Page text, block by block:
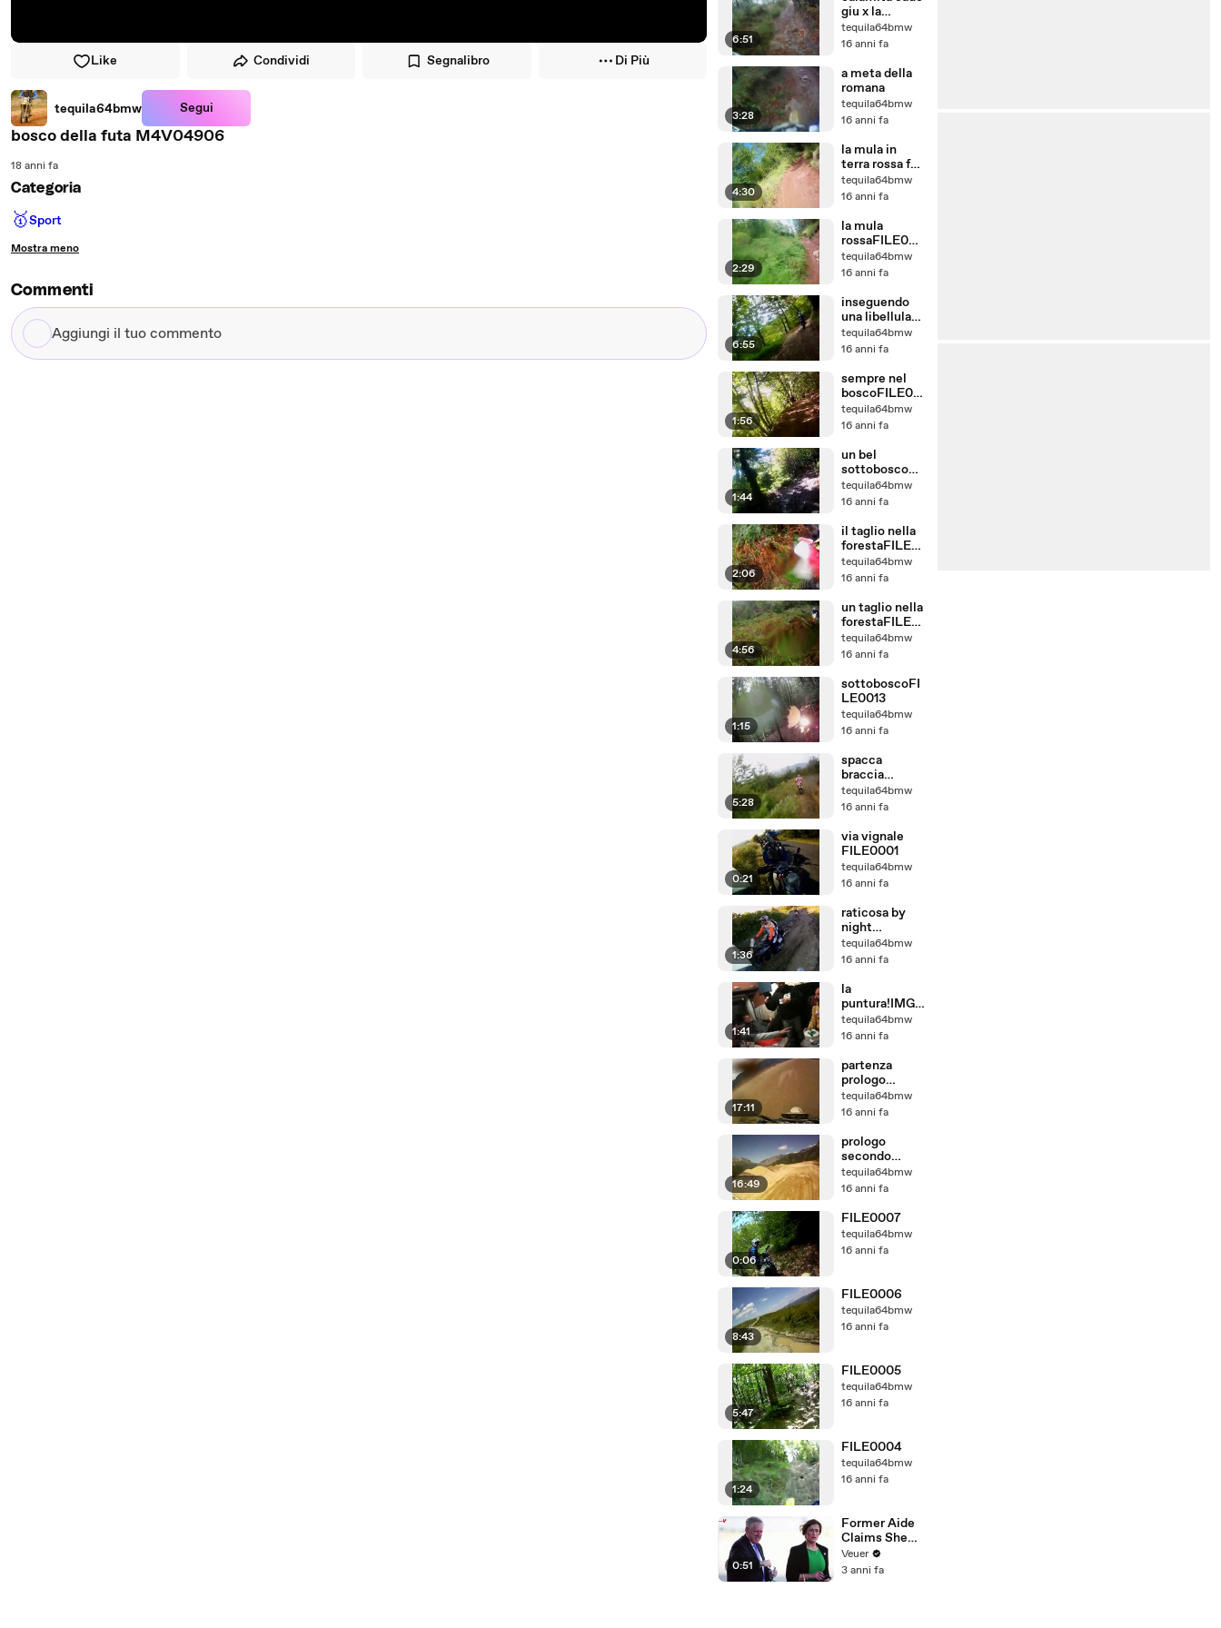
Like Condividi Segnalibro Di Più
tequila64bmw Segui
bosco della futa M4V04906
18 anni fa
Categoria
🥇Sport
Mostra meno
Commenti
Aggiungi
il
6:51
giu x la
romana
tequila64bmw
16 anni fa
3:28
a meta della
romana
tequila64bmw
16 anni fa
4:30
la mula in
terra rossa fa
delle
vittimeFILE0
tequila64bmw
16 anni fa
2:29
la mula
rossaFILE003
8
tequila64bmw
16 anni fa
6:55
inseguendo
una libellula
nel
boscoFILE00
tequila64bmw
16 anni fa
1:56
sempre nel
boscoFILE00
31
tequila64bmw
16 anni fa
1:44
un bel
sottoboscoFI
LE0029
tequila64bmw
16 anni fa
2:06
il taglio nella
forestaFILE0
021
tequila64bmw
16 anni fa
4:56
un taglio nella
forestaFILE0
020
tequila64bmw
16 anni fa
1:15
sottoboscoFI
LE0013
tequila64bmw
16 anni fa
5:28
spacca
braccia
FILE0011
tequila64bmw
16 anni fa
0:21
via vignale
FILE0001
tequila64bmw
16 anni fa
1:36
raticosa by
night
2010,cipolla
decollaFILE0
tequila64bmw
16 anni fa
1:41
la
puntura!IMG_
0539
tequila64bmw
16 anni fa
17:11
partenza
prologo
venerdi
tequila64bmw
16 anni fa
16:49
prologo
secondo
giorno erzberg
2010
tequila64bmw
16 anni fa
0:06
FILE0007
tequila64bmw
16 anni fa
8:43
FILE0006
tequila64bmw
16 anni fa
5:47
FILE0005
tequila64bmw
16 anni fa
1:24
FILE0004
tequila64bmw
16 anni fa
0:51
Former Aide
Claims She
Was Asked to
Make a ‘Hit
Veuer
3 anni fa